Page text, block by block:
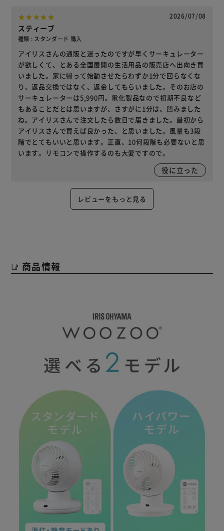
2026/07/08
スティーブ
種類 : スタンダード 購入
アイリスさんの通販と迷ったのですが早くサーキュレーター
が欲しくて、とある全国展開の生活用品の販売店へ出向き買
いました。家に帰って始動させたらわずか1分で回らなくな
り、返品交換ではなく、返金してもらいました。そのお店の
サーキュレーターは5,990円。電化製品なので初期不良など
もあることだとは思いますが、さすがに1分は、凹みました
ね。アイリスさんで注文したら数日で届きました。最初から
アイリスさんで買えば良かった、と思いました。風量も3段
階でとてもいいと思います。正直、10何段階も必要ないと思
います。リモコンで操作するのも大変ですので。
役に立った
レビューをもっと見る
商品情報